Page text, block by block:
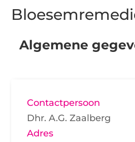
Algemene
Contactpersoon
Dhr. A.G. Zaalberg
Adres